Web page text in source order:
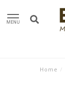
MENU
Home /